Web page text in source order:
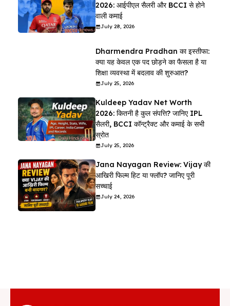
2026: आईपीएल सैलरी और BCCI से होने
वाली कमाई
July 28, 2026
Dharmendra Pradhan का इस्तीफा:
क्या यह केवल एक पद छोड़ने का फैसला है या
शिक्षा व्यवस्था में बदलाव की शुरुआत?
July 25, 2026
Kuldeep Yadav Net Worth
2026: कितनी है कुल संपत्ति? जानिए IPL
सैलरी, BCCI कॉन्ट्रैक्ट और कमाई के सभी
स्रोत
July 25, 2026
Jana Nayagan Review: Vijay की
आखिरी फिल्म हिट या फ्लॉप? जानिए पूरी
सच्चाई
July 24, 2026